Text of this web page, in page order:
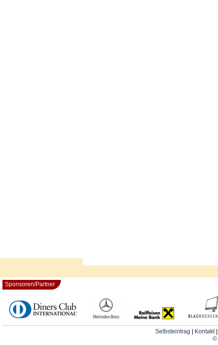
Sponsoren/Partner
Selbsteintrag Kontakt
©